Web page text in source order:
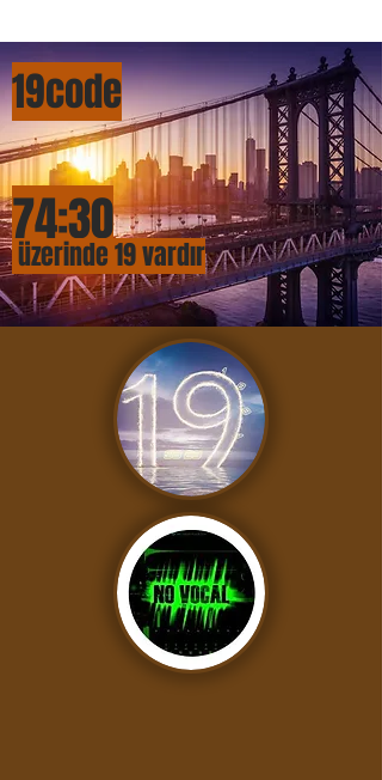
19code
74:30
üzerinde 19 vardır